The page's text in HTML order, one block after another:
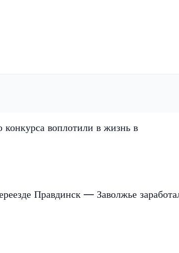
конкурса воплотили в жизнь в
Правдинск — Заволжье